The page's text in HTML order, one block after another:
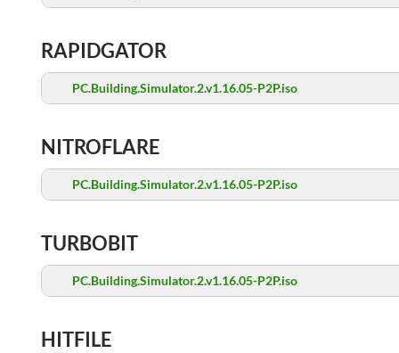
RAPIDGATOR
PC.Building.Simulator.2.v1.16.05-P2P.iso
NITROFLARE
PC.Building.Simulator.2.v1.16.05-P2P.iso
TURBOBIT
PC.Building.Simulator.2.v1.16.05-P2P.iso
HITFILE